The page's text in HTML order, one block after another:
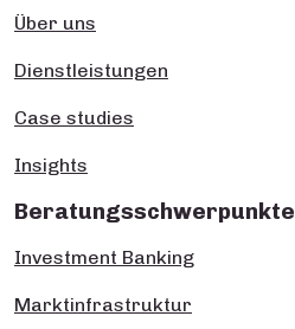
Über uns
Dienstleistungen
Case studies
Insights
Beratungsschwerpunkte
Investment Banking
Marktinfrastruktur